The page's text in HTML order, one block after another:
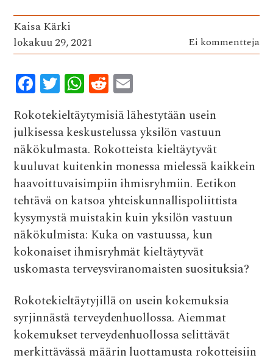
Kaisa Kärki
lokakuu 29, 2021
Ei kommentteja
F
ac
e
b
o
o
k
T
w
it
te
r
W
h
at
s
A
p
p
R
e
d
di
t
m
ai
l
Rokotekieltäytymisiä lähestytään usein
julkisessa keskustelussa yksilön vastuun
näkökulmasta. Rokotteista kieltäytyvät
kuuluvat kuitenkin monessa mielessä kaikkein
haavoittuvaisimpiin ihmisryhmiin. Eetikon
tehtävä on katsoa yhteiskunnallispoliittista
kysymystä muistakin kuin yksilön vastuun
näkökulmista: Kuka on vastuussa, kun
kokonaiset ihmisryhmät kieltäytyvät
uskomasta terveysviranomaisten suosituksia?
Rokotekieltäytyjillä on usein kokemuksia
syrjinnästä terveydenhuollossa. Aiemmat
kokemukset terveydenhuollossa selittävät
merkittävässä määrin luottamusta rokotteisiin